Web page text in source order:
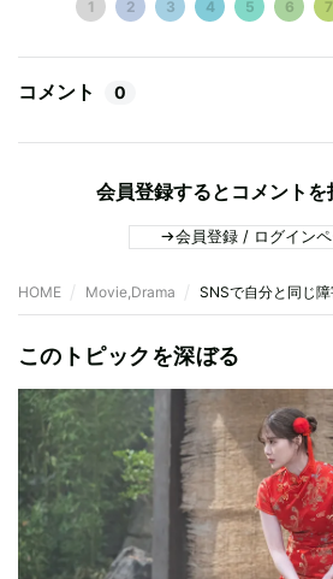
1 2 3 4 5 6 7
コメント 0
会員登録するとコメント
会員登録 / ログイン
HOME Movie,Drama SNSで自分と同じ
このトピックを深ぼる